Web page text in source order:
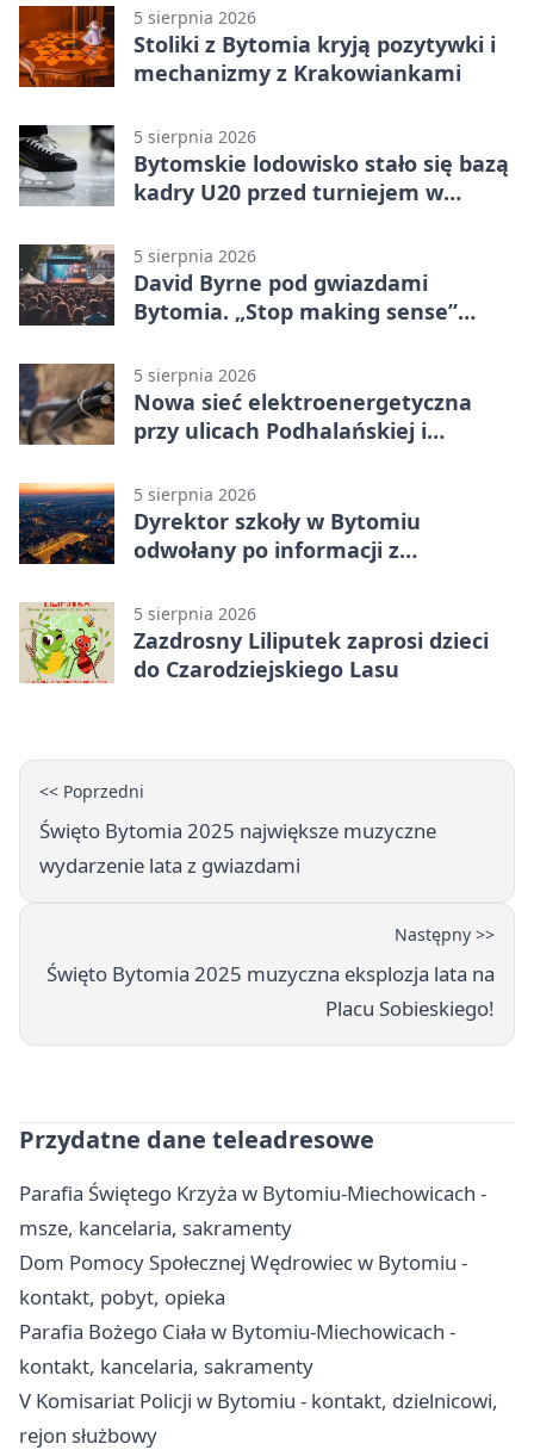
5 sierpnia 2026
Stoliki z Bytomia kryją pozytywki i
mechanizmy z Krakowiankami
5 sierpnia 2026
Bytomskie lodowisko stało się bazą
kadry U20 przed turniejem w
5 sierpnia 2026
David Byrne pod gwiazdami
Bytomia. „Stop making sense”
5 sierpnia 2026
Nowa sieć elektroenergetyczna
przy ulicach Podhalańskiej i
5 sierpnia 2026
Dyrektor szkoły w Bytomiu
odwołany po informacji z
5 sierpnia 2026
Zazdrosny Liliputek zaprosi dzieci
do Czarodziejskiego Lasu
<< Poprzedni
Święto Bytomia 2025 największe muzyczne
wydarzenie lata z gwiazdami
Następny >>
Święto Bytomia 2025 muzyczna eksplozja lata na
Placu Sobieskiego!
Przydatne dane teleadresowe
Parafia Świętego Krzyża w Bytomiu-Miechowicach -
msze, kancelaria, sakramenty
Dom Pomocy Społecznej Wędrowiec w Bytomiu -
kontakt, pobyt, opieka
Parafia Bożego Ciała w Bytomiu-Miechowicach -
kontakt, kancelaria, sakramenty
V Komisariat Policji w Bytomiu - kontakt, dzielnicowi,
rejon służbowy